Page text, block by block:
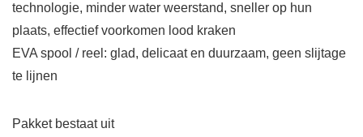
technologie, minder water weerstand, sneller op hun
plaats, effectief voorkomen lood kraken
EVA spool / reel: glad, delicaat en duurzaam, geen slijtage
te lijnen
Pakket bestaat uit